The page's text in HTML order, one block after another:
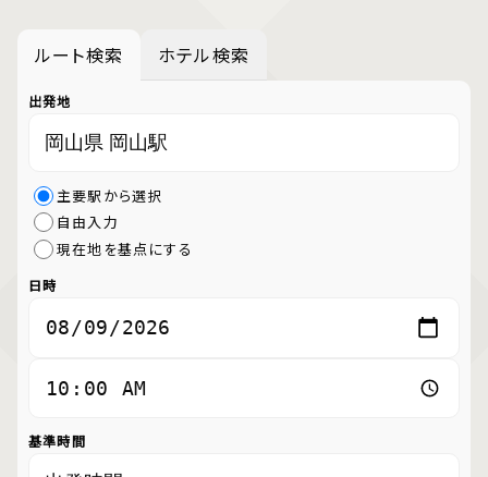
ルート検索 ホテル検索
出発地
主要駅から選択
自由入力
現在地を基点にする
日時
基準時間